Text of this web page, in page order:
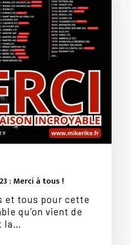
: Merci à tous !
et tous pour cette
qu’on vient de
la…